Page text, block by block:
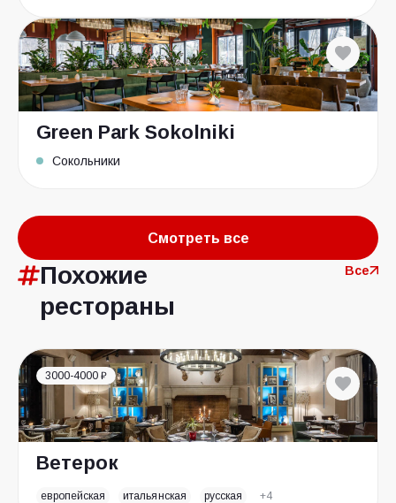
Green Park Sokolniki
Сокольники
Смотреть все
Похожие
рестораны
Все
3000-4000 ₽
Ветерок
европейская итальянская русская +4